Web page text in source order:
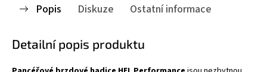
Popis Diskuze Ostatní informace
Detailní popis produktu